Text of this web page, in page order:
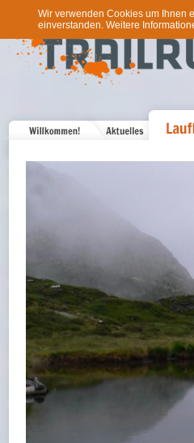
Wir verwenden Cookies um Ihnen
einverstanden. Weitere